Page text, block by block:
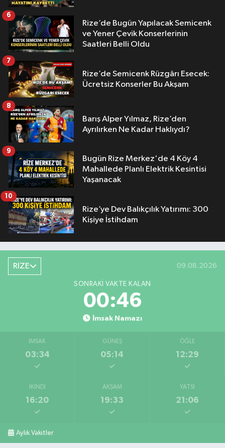
Rize’de Bugün Yapılacak Semicenk
ve Yener Çevik Konserlerinin
Saatleri Belli Oldu
6
Rize’de Semicenk Rüzgârı Esecek:
Ücretsiz Konserler Bu Akşam
7
Barış Alper Yılmaz, Rize’den
Ayrılırken Ne Kadar Haklıydı?
8
Bugün Rize Merkez'de 4 Köy 4
Mahallede Planlı Elektrik Kesintisi
Yaşanacak
9
Rize’ye Dev Balıkçılık Yatırımı: 300
Kişiye İstihdam
10
RİZE 09.08.2026
SONRAKI VAKTE KALAN
00:45
İmsak Namazı
İMSAK
03:34
GÜNEŞ
05:14
ÖĞLE
12:29
İKINDI
16:20
AKŞAM
19:33
YATSI
21:06
Aylık Vakitler